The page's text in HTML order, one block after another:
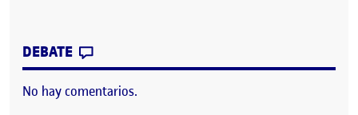
DEBATE
No hay comentarios.